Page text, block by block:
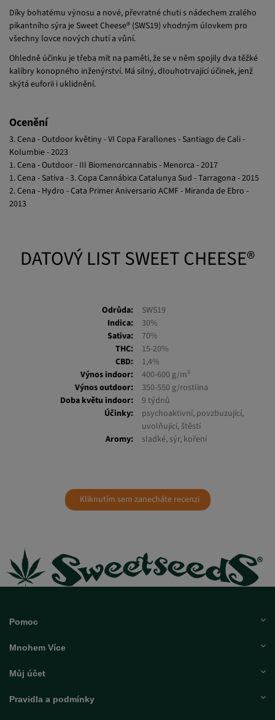
Díky bohatému výnosu a nové, převratné chuti s nádechem zralého
pikantního sýra je Sweet Cheese® (SWS19) vhodným úlovkem pro
všechny lovce nových chutí a vůní.
Ohledně účinku je třeba mít na paměti, že se v něm spojily dva těžké
kalibry konopného inženýrství. Má silný, dlouhotrvající účinek, jenž
skýtá euforii i uklidnění.
Ocenění
3. Cena - Outdoor květiny - VI Copa Farallones - Santiago de Cali -
Kolumbie - 2023
1. Cena - Outdoor - III Biomenorcannabis - Menorca - 2017
1. Cena - Sativa - 3. Copa Cannábica Catalunya Sud - Tarragona - 2015
2. Cena - Hydro - Cata Primer Aniversario ACMF - Miranda de Ebro -
2013
DATOVÝ LIST SWEET CHEESE®
Odrůda:
SWS19
Indica:
30%
Sativa:
70%
THC:
15-20%
CBD:
1,4%
Výnos indoor:
400-600 g/m²
Výnos outdoor:
350-550 g/rostlina
Doba květu indoor:
9 týdnů
Účinky:
psychoaktivní, povzbuzující,
uvolňující, štěstí
Aromy:
sladké, sýr, koření
Kliknutím sem zanecháte recenzi
Pomoc
Mnohem Více
Můj účet
Pravidla a podmínky